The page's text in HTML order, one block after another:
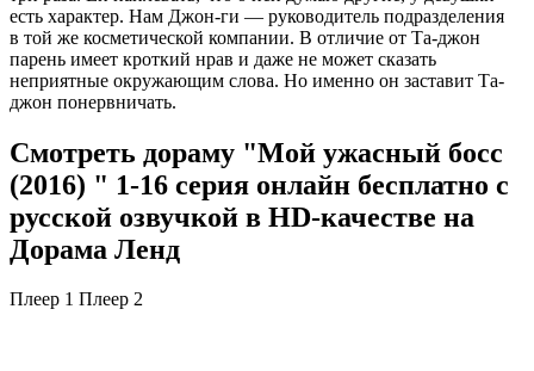
есть характер. Нам Джон-ги — руководитель подразделения
в той же косметической компании. В отличие от Та-джон
парень имеет кроткий нрав и даже не может сказать
неприятные окружающим слова. Но именно он заставит Та-
джон понервничать.
Смотреть дораму "Мой ужасный босс
(2016) " 1-16 серия онлайн бесплатно с
русской озвучкой в HD-качестве на
Дорама Ленд
Плеер 1 Плеер 2